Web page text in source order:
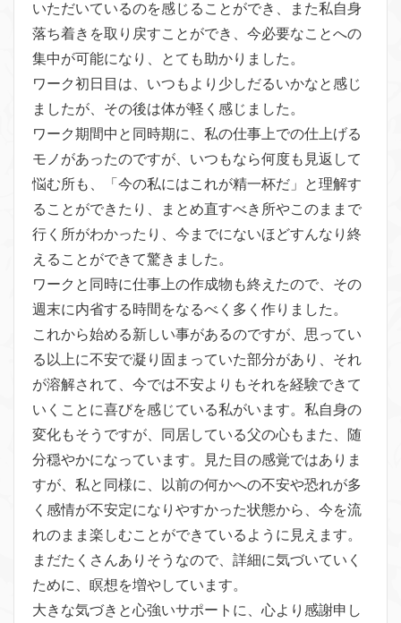
いただいているのを感じることができ、また私自身
落ち着きを取り戻すことができ、今必要なことへの
集中が可能になり、とても助かりました。
ワーク初日目は、いつもより少しだるいかなと感じ
ましたが、その後は体が軽く感じました。
ワーク期間中と同時期に、私の仕事上での仕上げる
モノがあったのですが、いつもなら何度も見返して
悩む所も、「今の私にはこれが精一杯だ」と理解す
ることができたり、まとめ直すべき所やこのままで
行く所がわかったり、今までにないほどすんなり終
えることができて驚きました。
ワークと同時に仕事上の作成物も終えたので、その
週末に内省する時間をなるべく多く作りました。
これから始める新しい事があるのですが、思ってい
る以上に不安で凝り固まっていた部分があり、それ
が溶解されて、今では不安よりもそれを経験できて
いくことに喜びを感じている私がいます。私自身の
変化もそうですが、同居している父の心もまた、随
分穏やかになっています。見た目の感覚ではありま
すが、私と同様に、以前の何かへの不安や恐れが多
く感情が不安定になりやすかった状態から、今を流
れのまま楽しむことができているように見えます。
まだたくさんありそうなので、詳細に気づいていく
ために、瞑想を増やしています。
大きな気づきと心強いサポートに、心より感謝申し